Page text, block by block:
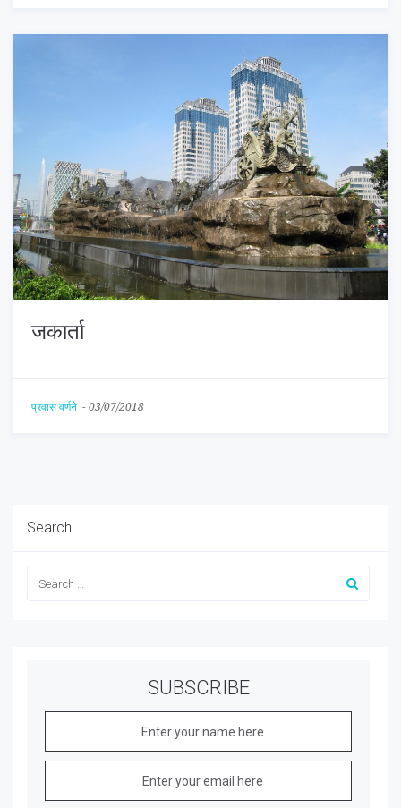
जकार्ता
प्रवास वर्णने - 03/07/2018
Search
SUBSCRIBE